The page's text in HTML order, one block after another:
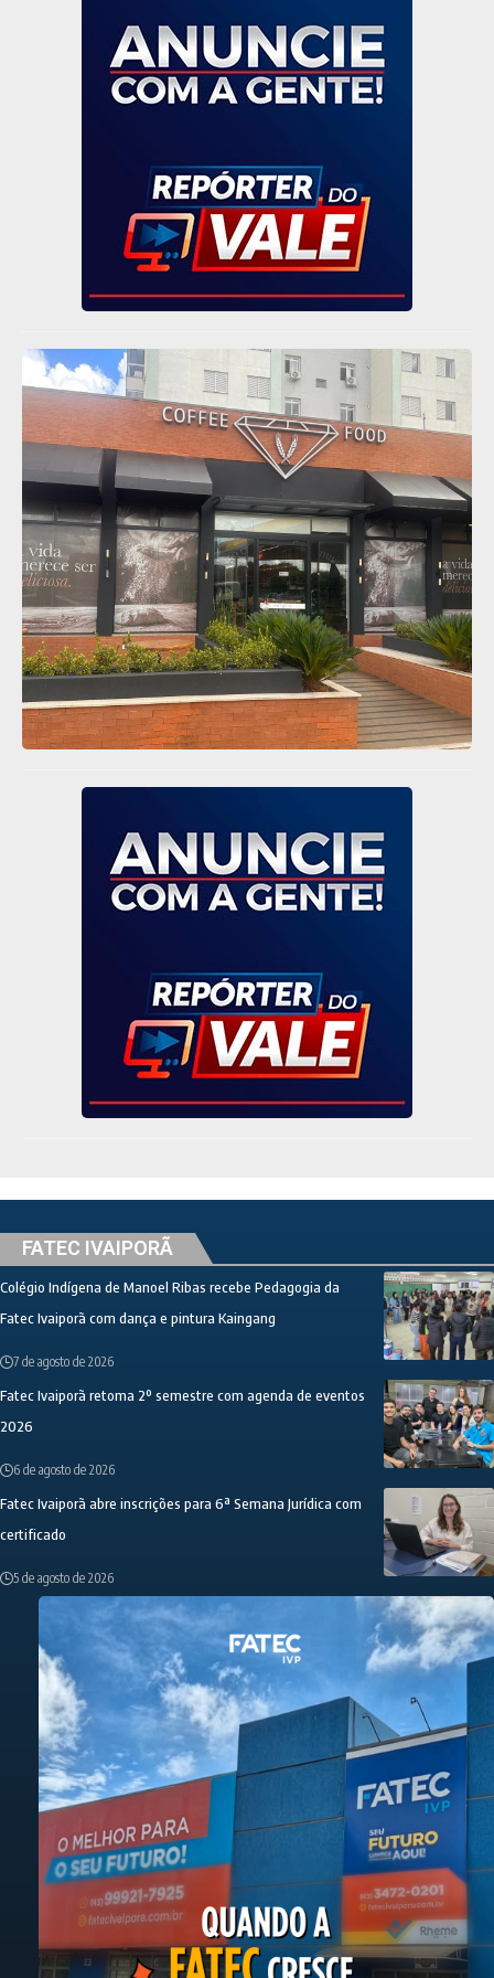
FATEC IVAIPORÃ
Colégio Indígena de Manoel Ribas recebe Pedagogia da
Fatec Ivaiporã com dança e pintura Kaingang
7 de agosto de 2026
Fatec Ivaiporã retoma 2º semestre com agenda de eventos
2026
6 de agosto de 2026
Fatec Ivaiporã abre inscrições para 6ª Semana Jurídica com
certificado
5 de agosto de 2026